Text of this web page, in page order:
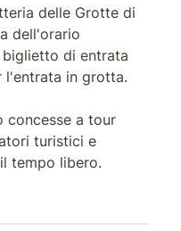
delle Grotte di
dell'orario
di entrata
l'entrata in grotta.
concesse a tour
turistici e
tempo libero.